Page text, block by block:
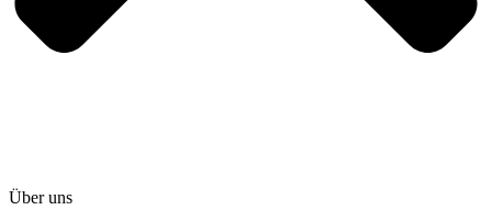
Über uns